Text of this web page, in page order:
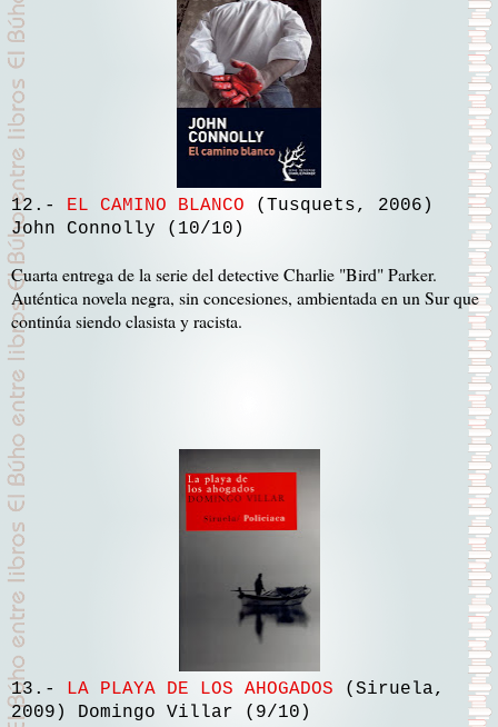
12.- EL CAMINO BLANCO (Tusquets, 2006)
John Connolly (10/10)
Cuarta entrega de la serie del detective Charlie "Bird" Parker.
Auténtica novela negra, sin concesiones, ambientada en un Sur que
continúa siendo clasista y racista.
13.- LA PLAYA DE LOS AHOGADOS (Siruela,
2009) Domingo Villar (9/10)